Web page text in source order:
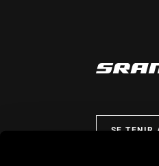
SE TENIR